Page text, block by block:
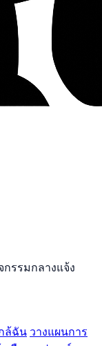
รรมกลางแจ้ง
ล้ฉัน วางแผนการ